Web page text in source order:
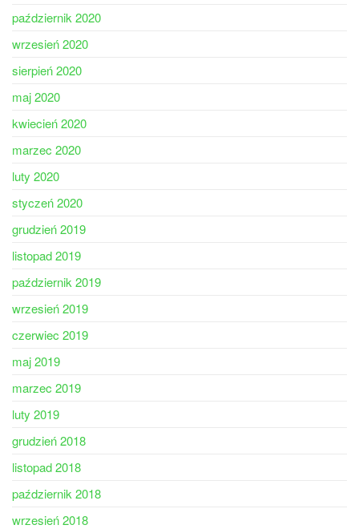
październik 2020
wrzesień 2020
sierpień 2020
maj 2020
kwiecień 2020
marzec 2020
luty 2020
styczeń 2020
grudzień 2019
listopad 2019
październik 2019
wrzesień 2019
czerwiec 2019
maj 2019
marzec 2019
luty 2019
grudzień 2018
listopad 2018
październik 2018
wrzesień 2018